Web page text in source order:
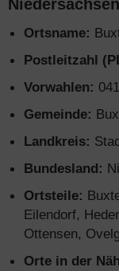
Ortsname:
Postleitzahl
Vorwahlen:
Gemeinde:
Landkreis:
Bundesland:
Ortsteile:
Eilendorf,
Ottensen,
Orte in der